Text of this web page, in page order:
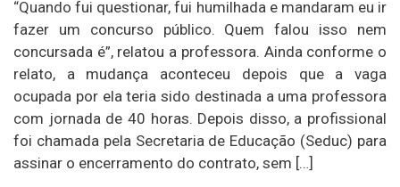
“Quando fui questionar, fui humilhada e mandaram eu ir
fazer um concurso público. Quem falou isso nem
concursada é”, relatou a professora. Ainda conforme o
relato, a mudança aconteceu depois que a vaga
ocupada por ela teria sido destinada a uma professora
com jornada de 40 horas. Depois disso, a profissional
foi chamada pela Secretaria de Educação (Seduc) para
assinar o encerramento do contrato, sem […]